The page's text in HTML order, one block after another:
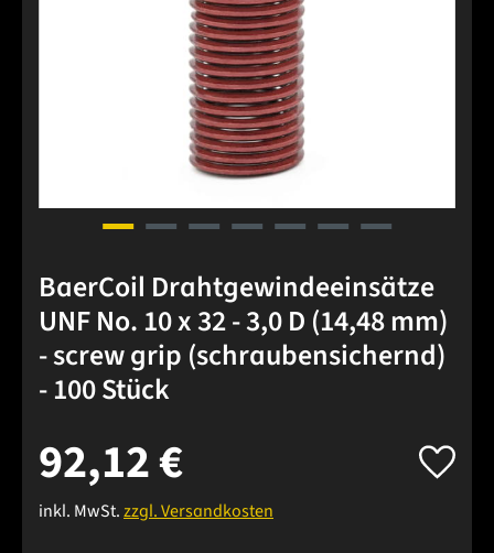
BaerCoil Drahtgewindeeinsätze
UNF No. 10 x 32 - 3,0 D (14,48 mm)
- screw grip (schraubensichernd)
- 100 Stück
92,12 €
inkl. MwSt.zzgl. Versandkosten